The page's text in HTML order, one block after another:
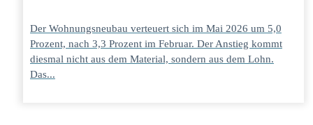
Der Wohnungsneubau verteuert sich im Mai 2026 um 5,0
Prozent, nach 3,3 Prozent im Februar. Der Anstieg kommt
diesmal nicht aus dem Material, sondern aus dem Lohn.
Das...